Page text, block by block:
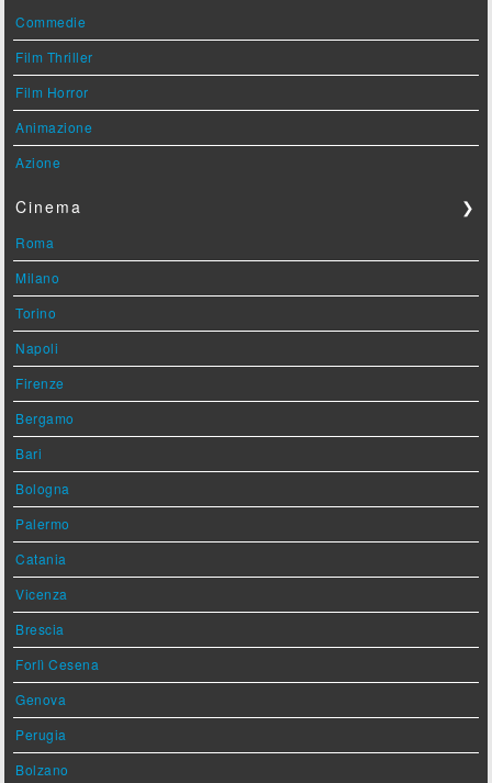
Commedie
Film Thriller
Film Horror
Animazione
Azione
Cinema ❯
Roma
Milano
Torino
Napoli
Firenze
Bergamo
Bari
Bologna
Palermo
Catania
Vicenza
Brescia
Forlì Cesena
Genova
Perugia
Bolzano